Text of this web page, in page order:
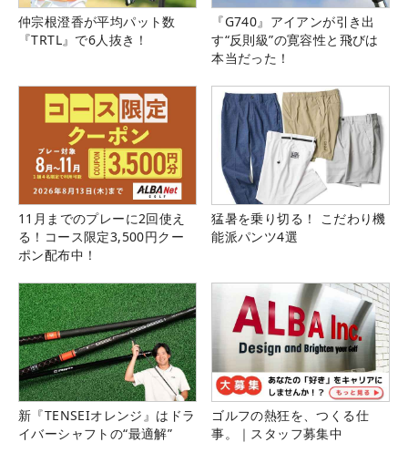
仲宗根澄香が平均パット数
『TRTL』で6人抜き！
『G740』アイアンが引き出
す“反則級”の寛容性と飛びは
本当だった！
11月までのプレーに2回使え
る！コース限定3,500円クー
ポン配布中！
猛暑を乗り切る！ こだわり機
能派パンツ4選
新『TENSEIオレンジ』はドラ
イバーシャフトの“最適解”
ゴルフの熱狂を、つくる仕
事。｜スタッフ募集中